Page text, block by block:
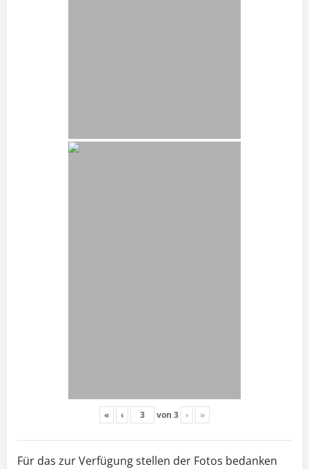
« ‹ von 3 › »
Für das zur Verfügung stellen der Fotos bedanken